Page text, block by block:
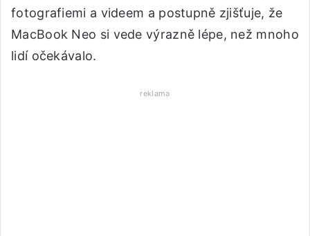
fotografiemi a videem a postupně zjišťuje, že
MacBook Neo si vede výrazně lépe, než mnoho
lidí očekávalo.
reklama